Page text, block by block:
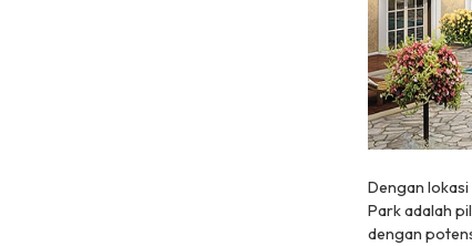
Dengan
Park adalah
dengan